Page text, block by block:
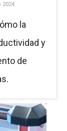
2024
la
y
de